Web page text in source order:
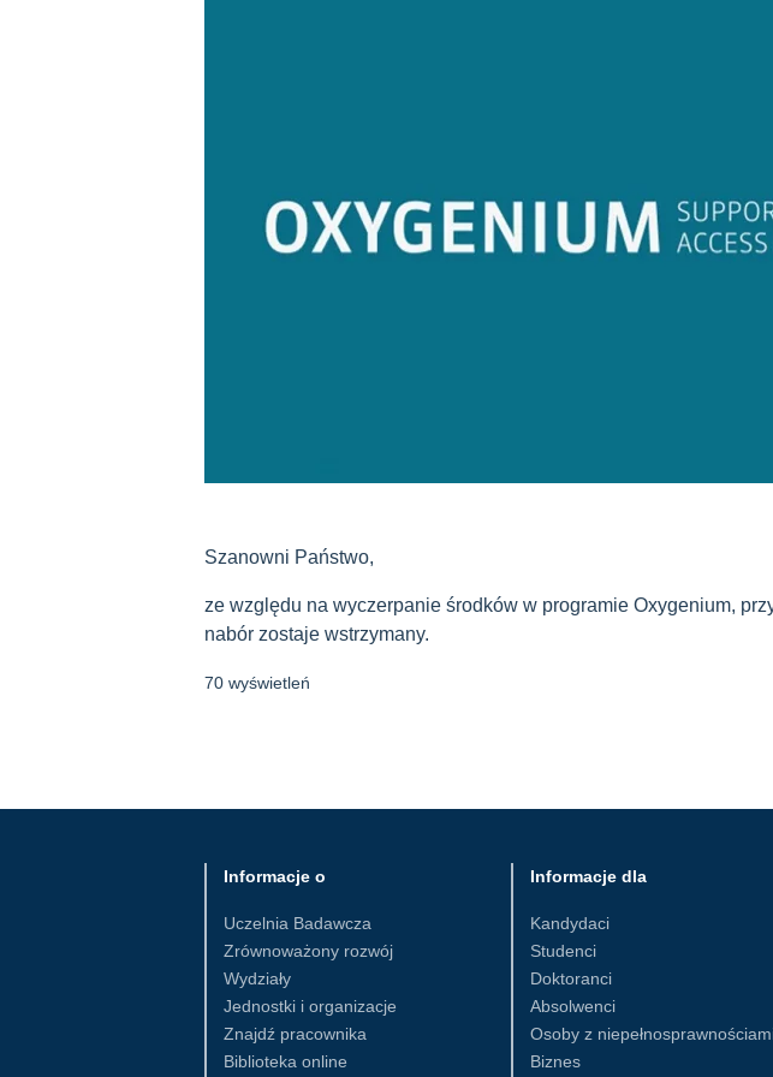
Szanowni Państwo,
ze względu na wyczerpanie środków w programie Oxygenium,
nabór zostaje wstrzymany.
70 wyświetleń
Informacje o
Uczelnia Badawcza
Zrównoważony rozwój
Wydziały
Jednostki i organizacje
Znajdź pracownika
Biblioteka online
Informacje dla
Kandydaci
Studenci
Doktoranci
Absolwenci
Osoby z
Biznes